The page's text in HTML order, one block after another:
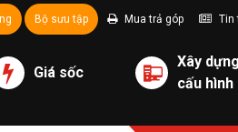
Bộ sưu tập Mua trả góp Tin
Giá sốc
Xây dựng
cấu hình